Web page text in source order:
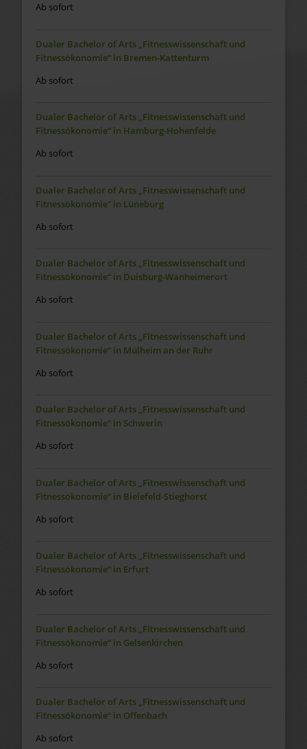
Ab sofort
Dualer Bachelor of Arts „Fitnesswissenschaft und
Fitnessökonomie“ in Bremen-Kattenturm
Ab sofort
Dualer Bachelor of Arts „Fitnesswissenschaft und
Fitnessökonomie“ in Hamburg-Hohenfelde
Ab sofort
Dualer Bachelor of Arts „Fitnesswissenschaft und
Fitnessökonomie“ in Lüneburg
Ab sofort
Dualer Bachelor of Arts „Fitnesswissenschaft und
Fitnessökonomie“ in Duisburg-Wanheimerort
Ab sofort
Dualer Bachelor of Arts „Fitnesswissenschaft und
Fitnessökonomie“ in Mülheim an der Ruhr
Ab sofort
Dualer Bachelor of Arts „Fitnesswissenschaft und
Fitnessökonomie“ in Schwerin
Ab sofort
Dualer Bachelor of Arts „Fitnesswissenschaft und
Fitnessökonomie“ in Bielefeld-Stieghorst
Ab sofort
Dualer Bachelor of Arts „Fitnesswissenschaft und
Fitnessökonomie“ in Erfurt
Ab sofort
Dualer Bachelor of Arts „Fitnesswissenschaft und
Fitnessökonomie“ in Gelsenkirchen
Ab sofort
Dualer Bachelor of Arts „Fitnesswissenschaft und
Fitnessökonomie“ in Offenbach
Ab sofort